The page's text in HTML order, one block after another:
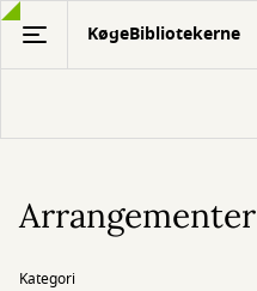
Gå
hovedindhold
KøgeBibliotekerne
Arrangementer
Kategori